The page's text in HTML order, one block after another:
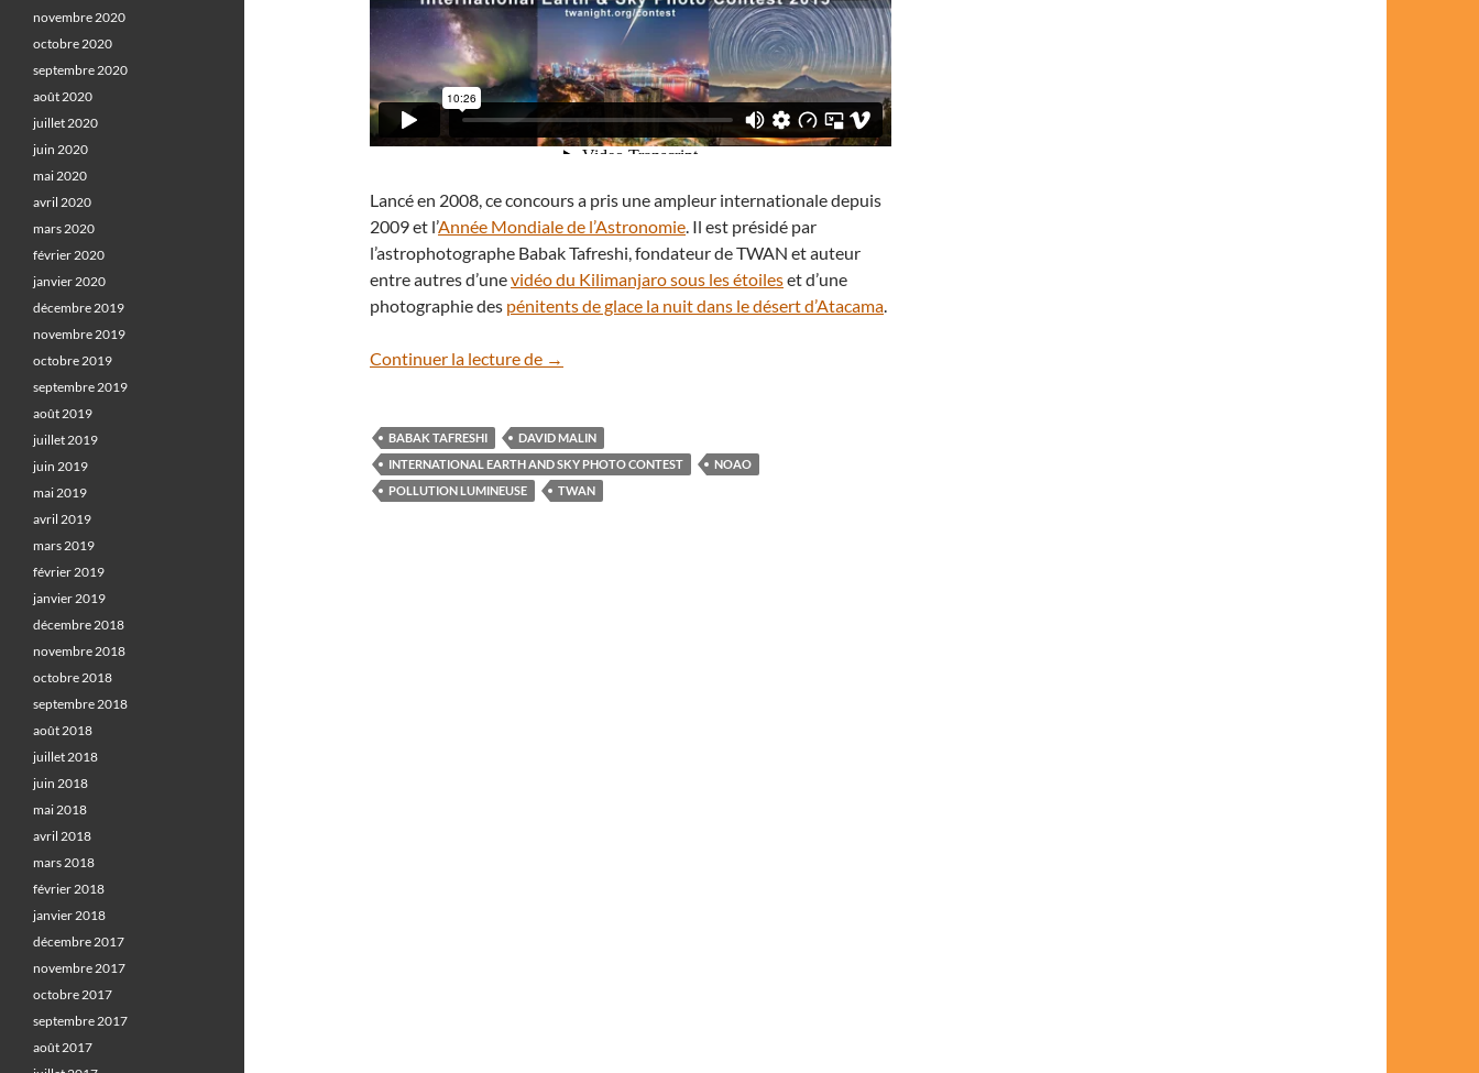
Lancé en 2008, ce concours a pris une ampleur internationale depuis
2009 et l’Année Mondiale de l’Astronomie. Il est présidé par
l’astrophotographe Babak Tafreshi, fondateur de TWAN et auteur
entre autres d’unevidéo du Kilimanjaro sous les étoileset d’une
photographie des pénitents de glace la nuit dans le désert d’Atacama.
Continuer la lecture de En vidéo : les images gagnantes du concours Earth and Sky
→
BABAK TAFRESHI
DAVID MALIN
INTERNATIONAL EARTH AND SKY PHOTO CONTEST
NOAO
POLLUTION LUMINEUSE
TWAN
novembre 2020
octobre 2020
septembre 2020
août 2020
juillet 2020
juin 2020
mai 2020
avril 2020
mars 2020
février 2020
janvier 2020
décembre 2019
novembre 2019
octobre 2019
septembre 2019
août 2019
juillet 2019
juin 2019
mai 2019
avril 2019
mars 2019
février 2019
janvier 2019
décembre 2018
novembre 2018
octobre 2018
septembre 2018
août 2018
juillet 2018
juin 2018
mai 2018
avril 2018
mars 2018
février 2018
janvier 2018
décembre 2017
novembre 2017
octobre 2017
septembre 2017
août 2017